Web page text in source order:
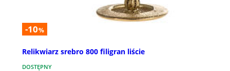
-10%
Relikwiarz srebro 800 filigran liście
DOSTĘPNY